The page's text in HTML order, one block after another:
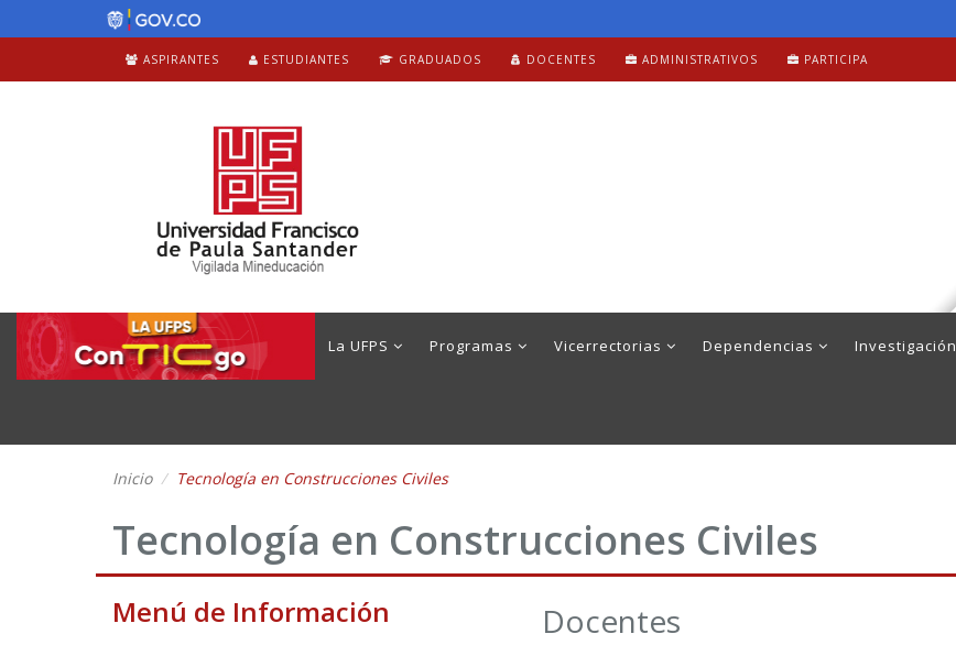
ASPIRANTES ESTUDIANTES GRADUADOS DOCENTES ADMINISTRATIVOS PARTICIPA
La UFPS Programas Vicerrectorias Dependencias Investigación
Inicio Tecnología en Construcciones Civiles
Tecnología en Construcciones Civiles
Menú de Información Docentes